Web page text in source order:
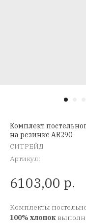
Комплект
на резинке AR290
СИТРЕЙД
Артикул:
6103,00 р.
Комплекты
100% хлопок